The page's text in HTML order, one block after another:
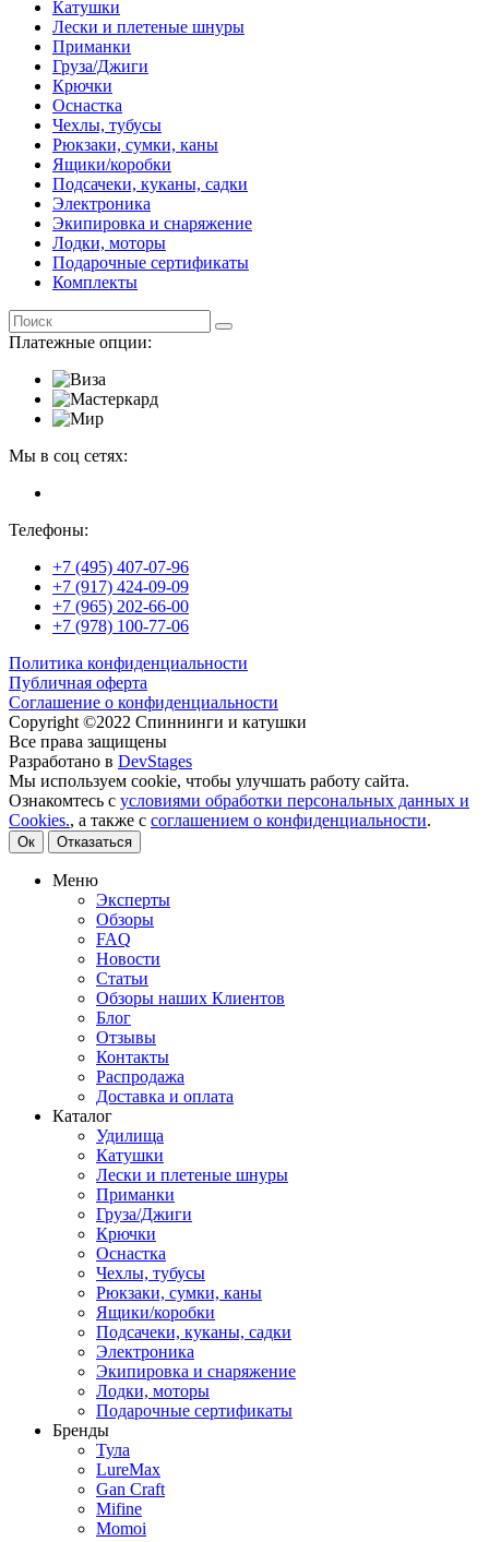
Катушки
Лески и плетеные шнуры
Приманки
Груза/Джиги
Крючки
Оснастка
Чехлы, тубусы
Рюкзаки, сумки, каны
Ящики/коробки
Подсачеки, куканы, садки
Электроника
Экипировка и снаряжение
Лодки, моторы
Подарочные сертификаты
Комплекты
Платежные опции:
Мы в соц сетях:
Телефоны:
+7 (495) 407-07-96
+7 (917) 424-09-09
+7 (965) 202-66-00
+7 (978) 100-77-06
Политика конфиденциальности
Публичная оферта
Соглашение о конфиденциальности
Copyright ©2022 Спиннинги и катушки
Все права защищены
Разработано в DevStages
Мы используем cookie, чтобы улучшать работу сайта.
Ознакомтесь с условиями обработки персональных данных и
Cookies., а также с соглашением о конфиденциальности.
Ок Отказаться
Меню
Эксперты
Обзоры
FAQ
Новости
Статьи
Обзоры наших Клиентов
Блог
Отзывы
Контакты
Распродажа
Доставка и оплата
Каталог
Удилища
Катушки
Лески и плетеные шнуры
Приманки
Груза/Джиги
Крючки
Оснастка
Чехлы, тубусы
Рюкзаки, сумки, каны
Ящики/коробки
Подсачеки, куканы, садки
Электроника
Экипировка и снаряжение
Лодки, моторы
Подарочные сертификаты
Бренды
Тула
LureMax
Gan Craft
Mifine
Momoi